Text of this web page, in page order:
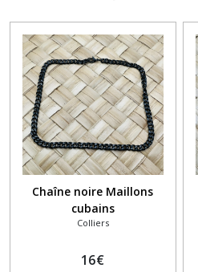
Chaîne noire Maillons
cubains
Colliers
16€